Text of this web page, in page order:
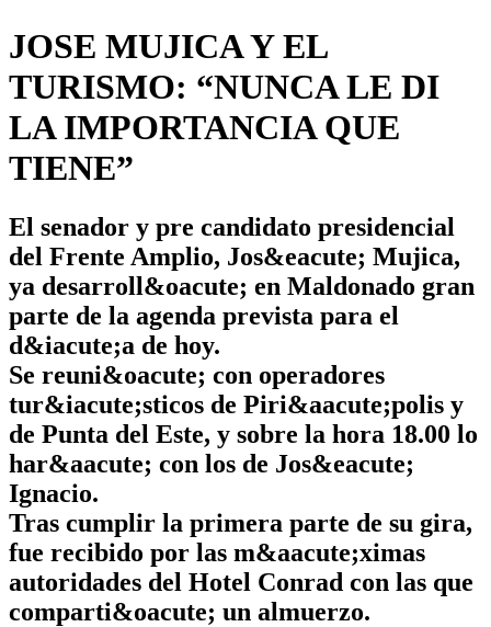
JOSE MUJICA Y EL
TURISMO: “NUNCA LE DI
LA IMPORTANCIA QUE
TIENE”
El senador y pre candidato presidencial
del Frente Amplio, Jos&eacute; Mujica,
ya desarroll&oacute; en Maldonado gran
parte de la agenda prevista para el
d&iacute;a de hoy.
Se reuni&oacute; con operadores
tur&iacute;sticos de Piri&aacute;polis y
de Punta del Este, y sobre la hora 18.00 lo
har&aacute; con los de Jos&eacute;
Ignacio.
Tras cumplir la primera parte de su gira,
fue recibido por las m&aacute;ximas
autoridades del Hotel Conrad con las que
comparti&oacute; un almuerzo.